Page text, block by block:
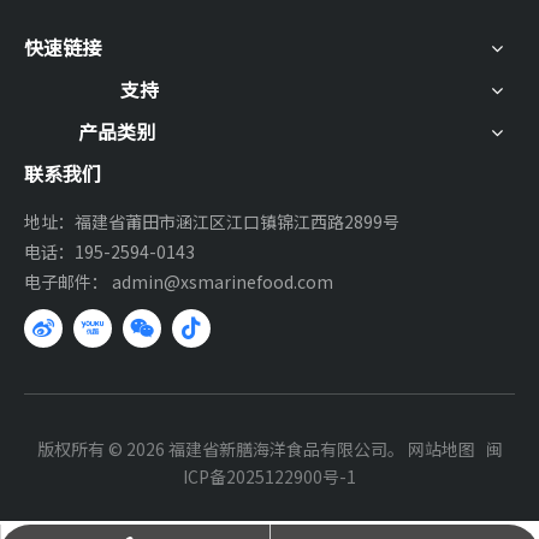
快速链接
支持
产品类别
联系我们
地址：福建省莆田市涵江区江口镇锦江西路2899号
电话：195-2594-0143
电子邮件： admin@xsmarinefood.com
版权所有 © 2026 福建省新膳海洋食品有限公司。 网站地图 闽
ICP备2025122900号-1